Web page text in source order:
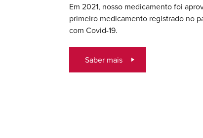
Em 2021, nosso medicamento foi
primeiro medicamento registrado no
com Covid-19.
Saber mais